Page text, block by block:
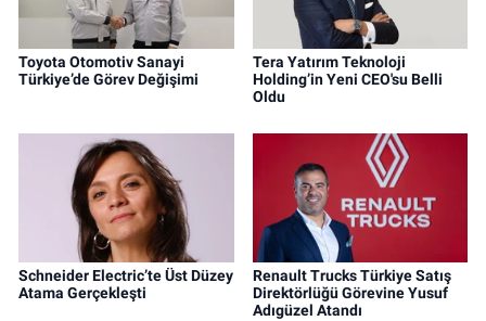
Toyota Otomotiv Sanayi
Türkiye’de Görev Değişimi
Tera Yatırım Teknoloji
Holding’in Yeni CEO'su Belli
Oldu
Schneider Electric’te Üst Düzey
Atama Gerçekleşti
Renault Trucks Türkiye Satış
Direktörlüğü Görevine Yusuf
Adıgüzel Atandı